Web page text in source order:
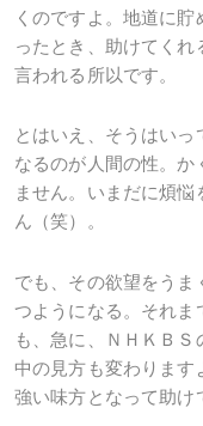
くのですよ。地道に
ったとき、助けてく
言われる所以です。
とはいえ、そうはい
なるのが人間の性。か
ません。いまだに煩
ん（笑）。
でも、その欲望をう
つようになる。それ
も、急に、ＮＨＫＢ
中の見方も変わりま
強い味方となって助け